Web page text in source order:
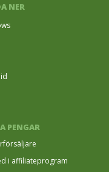
NER
PENGAR
i affiliateprogram